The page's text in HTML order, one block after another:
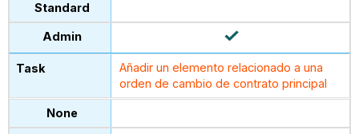
Añadir un elemento relacionado a una
orden de cambio de contrato principal